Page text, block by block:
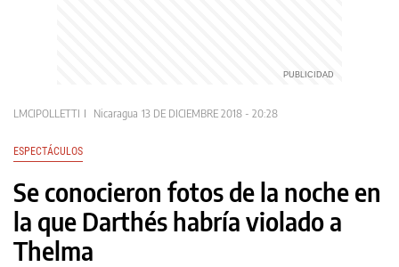
LMCIPOLLETTI Nicaragua 13 DE DICIEMBRE 2018 - 20:28
ESPECTÁCULOS
Se conocieron fotos de la noche en
la que Darthés habría violado a
Thelma